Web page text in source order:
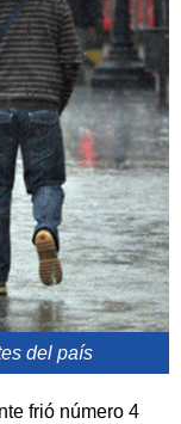
del país
frió número 4